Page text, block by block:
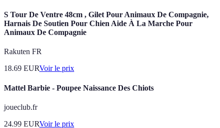
S Tour De Ventre 48cm , Gilet Pour Animaux De Compagnie,
Harnais De Soutien Pour Chien Aide À La Marche Pour
Animaux De Compagnie
Rakuten FR
18.69 EURVoir le prix
Mattel Barbie - Poupee Naissance Des Chiots
joueclub.fr
24.99 EURVoir le prix